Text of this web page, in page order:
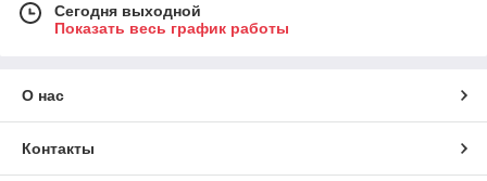
Сегодня выходной
Показать весь график работы
О нас
Контакты